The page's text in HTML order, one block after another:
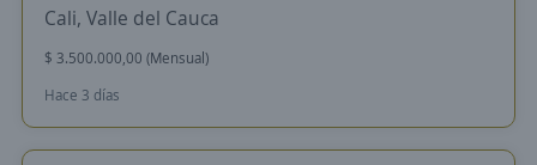
Cali, Valle del Cauca
$ 3.500.000,00 (Mensual)
Hace 3 días